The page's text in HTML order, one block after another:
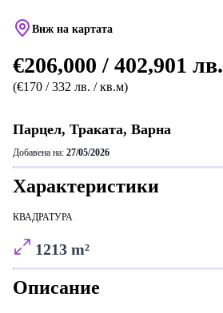
Виж на картата
€206,000 / 402,901 лв.
(€170 / 332 лв. / кв.м)
Парцел, Траката, Варна
Добавена на: 27/05/2026
Характеристики
КВАДРАТУРА
1213 m²
Описание